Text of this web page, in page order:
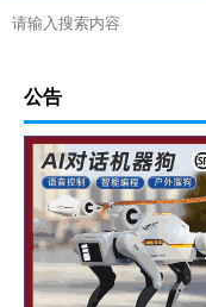
公告